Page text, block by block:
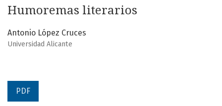
Humoremas literarios
Antonio López Cruces
Universidad Alicante
PDF